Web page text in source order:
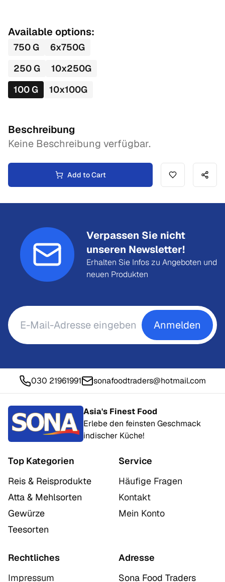
Available options:
750G 6x750G
250G 10x250G
100G 10x100G
Beschreibung
Keine Beschreibung verfügbar.
Add to Cart
Verpassen Sie nicht
unseren Newsletter!
Erhalten Sie Infos zu Angeboten und
neuen Produkten
Anmelden
030 21961991 sonafoodtraders@hotmail.com
Asia's Finest Food
Erlebe den feinsten Geschmack
indischer Küche!
Top Kategorien
Reis & Reisprodukte
Atta & Mehlsorten
Gewürze
Teesorten
Service
Häufige Fragen
Kontakt
Mein Konto
Rechtliches
Impressum
Adresse
Sona Food Traders